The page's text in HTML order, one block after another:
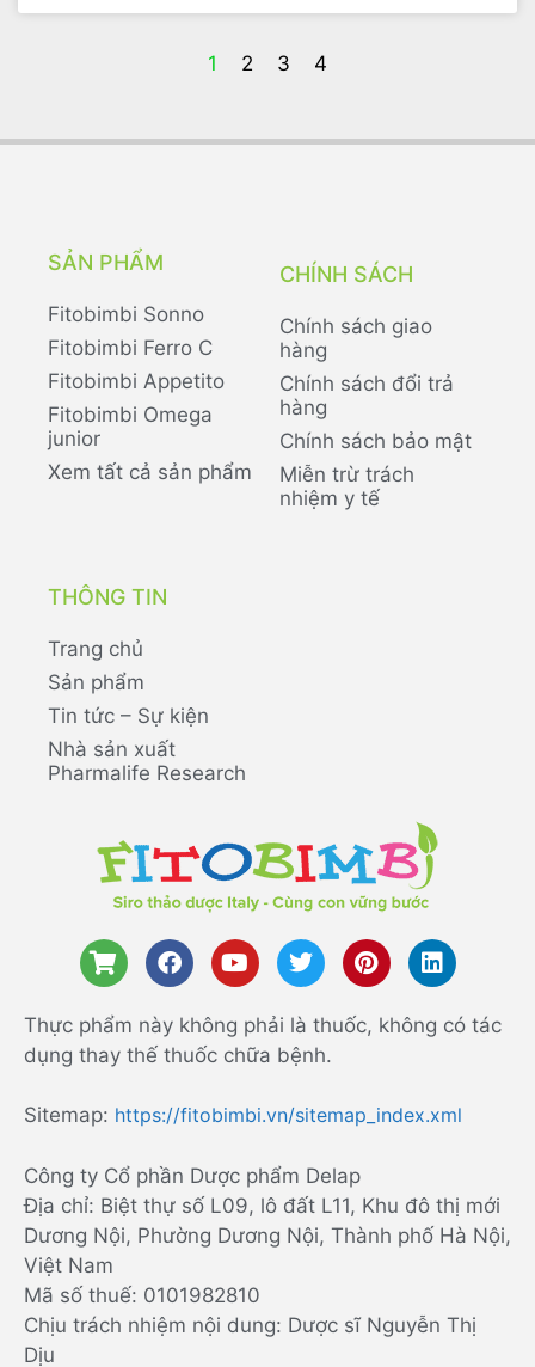
1 2 3 4
SẢN PHẨM
Fitobimbi Sonno
Fitobimbi Ferro C
Fitobimbi Appetito
Fitobimbi Omega
junior
Xem tất cả sản phẩm
CHÍNH SÁCH
Chính sách giao
hàng
Chính sách đổi trả
hàng
Chính sách bảo mật
Miễn trừ trách
nhiệm y tế
THÔNG TIN
Trang chủ
Sản phẩm
Tin tức – Sự kiện
Nhà sản xuất
Pharmalife Research
Thực phẩm này không phải là thuốc, không có tác
dụng thay thế thuốc chữa bệnh.
Sitemap: https://fitobimbi.vn/sitemap_index.xml
Công ty Cổ phần Dược phẩm Delap
Địa chỉ: Biệt thự số L09, lô đất L11, Khu đô thị mới
Dương Nội, Phường Dương Nội, Thành phố Hà Nội,
Việt Nam
Mã số thuế: 0101982810
Chịu trách nhiệm nội dung: Dược sĩ Nguyễn Thị
Dịu